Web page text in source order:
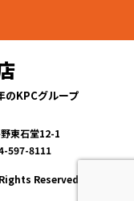
のKPCグループ
東石堂12-1
597-8111
Reserved.